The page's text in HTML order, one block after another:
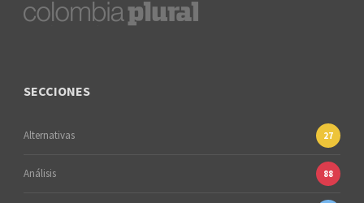
SECCIONES
Alternativas 27
Análisis 88